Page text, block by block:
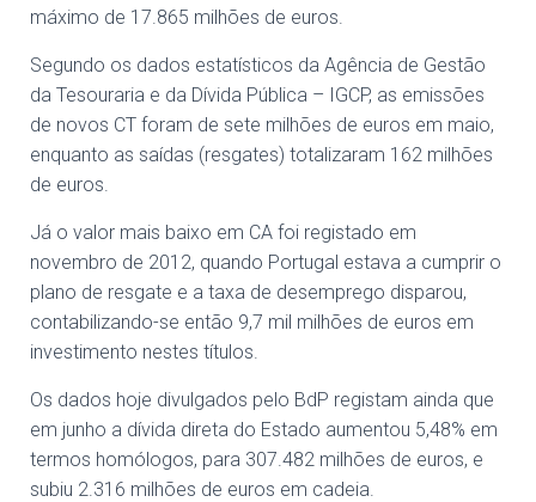
máximo de 17.865 milhões de euros.
Segundo os dados estatísticos da Agência de Gestão
da Tesouraria e da Dívida Pública – IGCP, as emissões
de novos CT foram de sete milhões de euros em maio,
enquanto as saídas (resgates) totalizaram 162 milhões
de euros.
Já o valor mais baixo em CA foi registado em
novembro de 2012, quando Portugal estava a cumprir o
plano de resgate e a taxa de desemprego disparou,
contabilizando-se então 9,7 mil milhões de euros em
investimento nestes títulos.
Os dados hoje divulgados pelo BdP registam ainda que
em junho a dívida direta do Estado aumentou 5,48% em
termos homólogos, para 307.482 milhões de euros, e
subiu 2.316 milhões de euros em cadeia.